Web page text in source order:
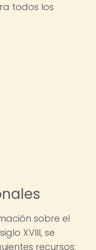
todos los
sobre el
XVIII, se
recursos: